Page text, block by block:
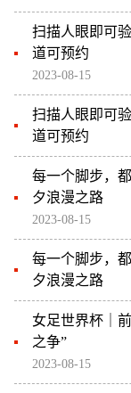
扫描人眼即可
道可预约
2023-08-15
扫描人眼即可
道可预约
每一个脚步，
夕浪漫之路
2023-08-15
每一个脚步，
夕浪漫之路
女足世界杯｜
之争”
2023-08-15